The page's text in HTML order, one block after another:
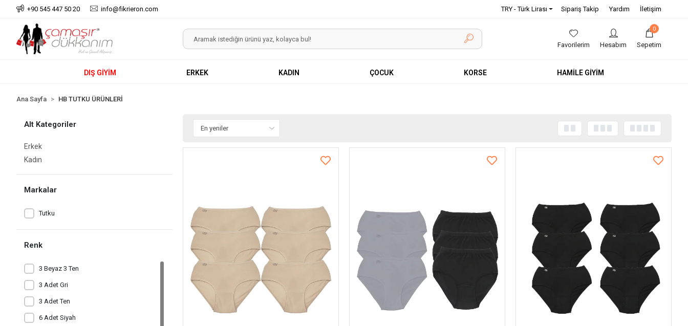
+90 545 447 50 20 info@fikrieron.com TRY - Türk Lirası Sipariş Takip Yardım İletişim
Favorilerim Hesabım
0
Sepetim
DIŞ GİYİM ERKEK KADIN ÇOCUK KORSE HAMİLE GİYİM
Ana Sayfa HB TUTKU ÜRÜNLERİ
Alt Kategoriler
Erkek
Kadın
Markalar
Tutku
Renk
3 Beyaz 3 Ten
3 Adet Gri
3 Adet Ten
6 Adet Siyah